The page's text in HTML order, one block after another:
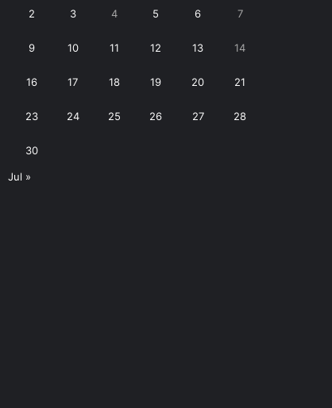
2 3 4 5 6 7
9 10 11 12 13 14
16 17 18 19 20 21
23 24 25 26 27 28
30
Jul »